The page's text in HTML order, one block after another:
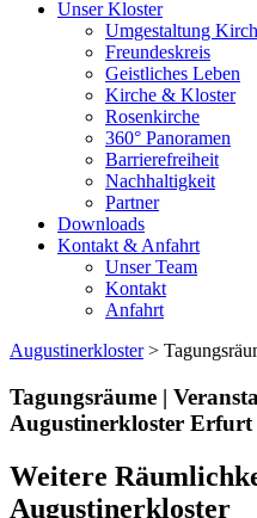
Unser Kloster
Umgestaltung
Freundeskreis
Geistliches Leben
Kirche & Kloster
Rosenkirche
360° Panoramen
Barrierefreiheit
Nachhaltigkeit
Partner
Downloads
Kontakt & Anfahrt
Unser Team
Kontakt
Anfahrt
Augustinerkloster>
Tagungsräume |
Augustinerkloster Erfurt
Weitere
Augustinerkloster